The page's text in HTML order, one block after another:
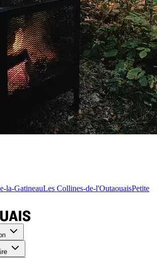
la-GatineauLes Collines-de-l'OutaouaisPetite